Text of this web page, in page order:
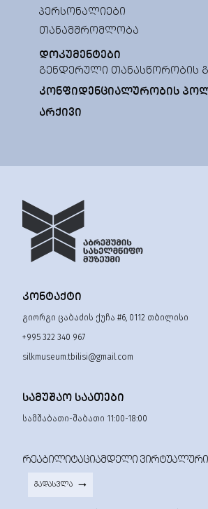
ᲞᲔᲠᲡᲝᲜᲐᲚᲘᲔᲑᲘ
ᲗᲐᲜᲐᲛᲨᲠᲝᲛᲚᲝᲑᲐ
ᲓᲝᲙᲣᲛᲔᲜᲢᲔᲑᲘ
ᲒᲔᲜᲓᲔᲠᲣᲚᲘ ᲗᲐᲜᲐᲡᲬᲝᲠᲝᲑᲘᲡ
ᲙᲝᲜᲤᲘᲓᲔᲜᲪᲘᲐᲚᲣᲠᲝᲑᲘᲡ
ᲐᲠᲥᲘᲕᲘ
ᲙᲝᲜᲢᲐᲥᲢᲘ
გიორგი ცაბაძის ქუჩა #6, 0112 თბილისი
+995 322 340 967
silkmuseum.tbilisi@gmail.com
ᲡᲐᲛᲣᲨᲐᲝ ᲡᲐᲐᲗᲔᲑᲘ
სამშაბათი-შაბათი 11:00-18:00
ᲠᲔᲐᲑᲘᲚᲘᲢᲐᲪᲘᲐᲛᲓᲔᲚᲘ
ᲒᲐᲓᲐᲡᲕᲚᲐ